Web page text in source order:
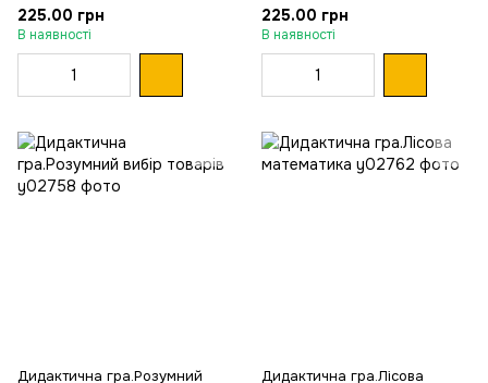
225.00 грн
В наявності
225.00 грн
В наявності
Дидактична гра.Розумний
Дидактична гра.Лісова